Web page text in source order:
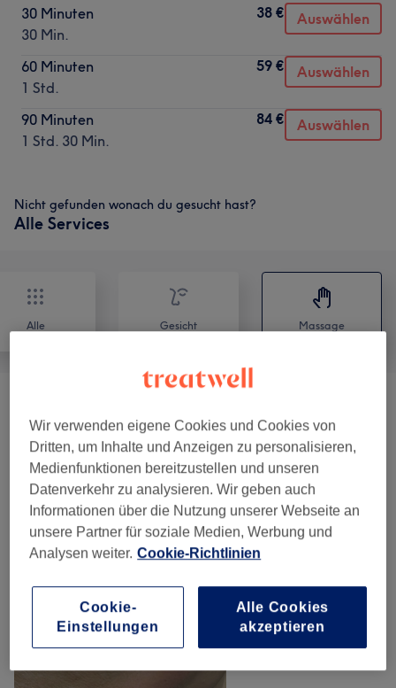
30 Minuten
30 Min.
38 € Auswählen
60 Minuten
1 Std.
59 € Auswählen
90 Minuten
1 Std. 30 Min.
84 € Auswählen
Nicht gefunden wonach du gesucht hast?
Alle Services
Alle Gesicht Massage
Unsere Arbeit
Bild anklicken für weitere Details
Wir verwenden eigene Cookies und Cookies von
Dritten, um Inhalte und Anzeigen zu personalisieren,
Medienfunktionen bereitzustellen und unseren
Datenverkehr zu analysieren. Wir geben auch
Informationen über die Nutzung unserer Webseite an
unsere Partner für soziale Medien, Werbung und
Analysen weiter. Cookie-Richtlinien
Cookie-
Einstellungen
Alle Cookies
akzeptieren